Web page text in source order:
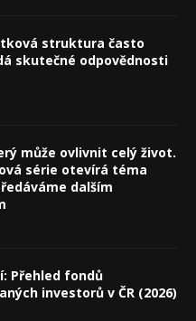
struktura často
skutečné odpovědnosti
může ovlivnit celý život.
série otevírá téma
dalším
Přehled fondů
investorů v ČR (2026)